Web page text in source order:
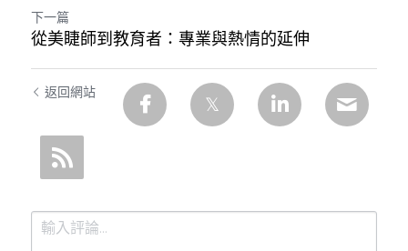
下一篇
從美睫師到教育者：專業與熱情的延伸
返回網站